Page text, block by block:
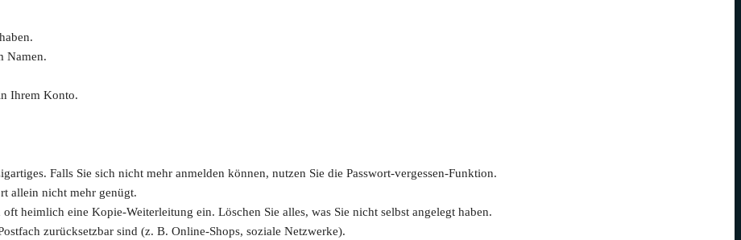
Namen.
Ihrem Konto.
Falls Sie sich nicht mehr anmelden können, nutzen Sie die Passwort-vergessen-Funktion.
allein nicht mehr genügt.
heimlich eine Kopie-Weiterleitung ein. Löschen Sie alles, was Sie nicht selbst angelegt haben.
zurücksetzbar sind (z. B. Online-Shops, soziale Netzwerke).